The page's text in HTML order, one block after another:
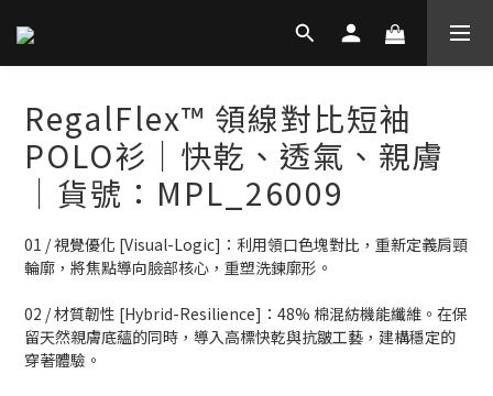
RegalFlex™ 領線對比短袖
POLO衫｜快乾、透氣、親膚
│貨號：MPL_26009
01 / 視覺優化 [Visual-Logic]：利用領口色塊對比，重新定義肩頸
輪廓，將焦點導向臉部核心，重塑洗鍊廓形。
02 / 材質韌性 [Hybrid-Resilience]：48% 棉混紡機能纖維。在保
留天然親膚底蘊的同時，導入高標快乾與抗皺工藝，建構穩定的
穿著體驗。